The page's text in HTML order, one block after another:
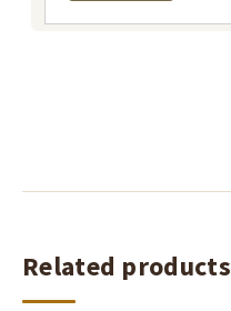
Related products